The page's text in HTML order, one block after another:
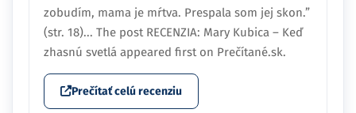
zobudím, mama je mŕtva. Prespala som jej skon.”
(str. 18)... The post RECENZIA: Mary Kubica – Keď
zhasnú svetlá appeared first on Prečítané.sk.
Prečítať celú recenziu